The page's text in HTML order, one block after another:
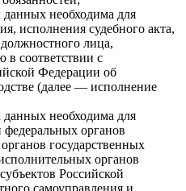
данных необходима для
исполнения судебного акта,
лица,
соответствии с
Федерации об
(далее — исполнение
данных необходима для
органов
государственных
органов
Российской
самоуправления и